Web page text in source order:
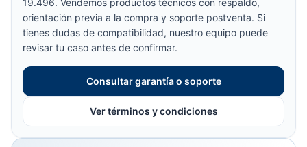
19.496. Vendemos productos técnicos con respaldo,
orientación previa a la compra y soporte postventa. Si
tienes dudas de compatibilidad, nuestro equipo puede
revisar tu caso antes de confirmar.
Consultar garantía o soporte
Ver términos y condiciones